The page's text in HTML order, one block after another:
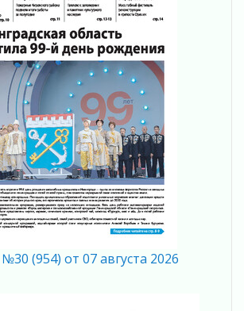
появилась «Избушка-
и Водяной
с горки
открылась экспозиция к 150-
и вампиров
(954) от 07 августа 2026